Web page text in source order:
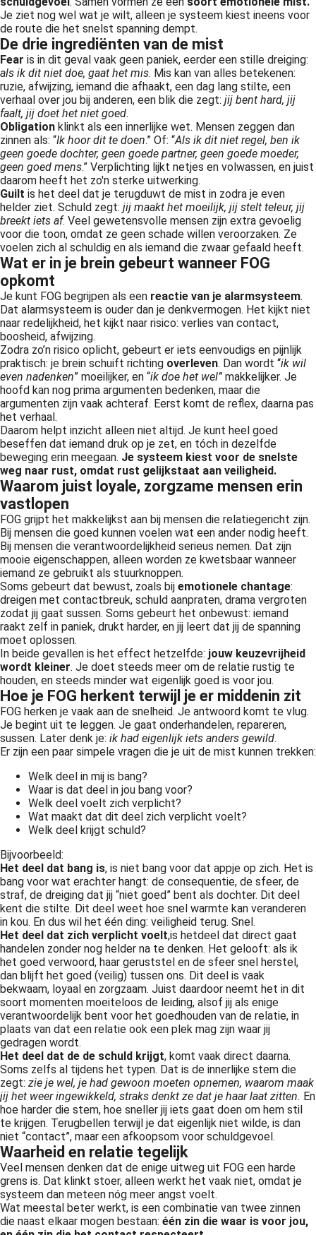
Je ziet nog wel wat je wilt, alleen je systeem kiest ineens voor
de route die het snelst spanning dempt.
De drie ingrediënten van de mist
Fear is in dit geval vaak geen paniek, eerder een stille dreiging:
als ik dit niet doe, gaat het mis. Mis kan van alles betekenen:
ruzie, afwijzing, iemand die afhaakt, een dag lang stilte, een
verhaal over jou bij anderen, een blik die zegt: jij bent hard, jij
faalt, jij doet het niet goed.
Obligation klinkt als een innerlijke wet. Mensen zeggen dan
zinnen als: “Ik hoor dit te doen.” Of: “Als ik dit niet regel, ben ik
geen goede dochter, geen goede partner, geen goede moeder,
geen goed mens.” Verplichting lijkt netjes en volwassen, en juist
daarom heeft het zo'n sterke uitwerking.
Guilt is het deel dat je terugduwt de mist in zodra je even
helder ziet. Schuld zegt: jij maakt het moeilijk, jij stelt teleur, jij
breekt iets af. Veel gewetensvolle mensen zijn extra gevoelig
voor die toon, omdat ze geen schade willen veroorzaken. Ze
voelen zich al schuldig en als iemand die zwaar gefaald heeft.
Wat er in je brein gebeurt wanneer FOG
opkomt
Je kunt FOG begrijpen als een reactie van je alarmsysteem.
Dat alarmsysteem is ouder dan je denkvermogen. Het kijkt niet
naar redelijkheid, het kijkt naar risico: verlies van contact,
boosheid, afwijzing.
Zodra zo’n risico oplicht, gebeurt er iets eenvoudigs en pijnlijk
praktisch: je brein schuift richting overleven. Dan wordt “ik wil
even nadenken” moeilijker, en “ik doe het wel” makkelijker. Je
hoofd kan nog prima argumenten bedenken, maar die
argumenten zijn vaak achteraf. Eerst komt de reflex, daarna pas
het verhaal.
Daarom helpt inzicht alleen niet altijd. Je kunt heel goed
beseffen dat iemand druk op je zet, en tóch in dezelfde
beweging erin meegaan. Je systeem kiest voor de snelste
weg naar rust, omdat rust gelijkstaat aan veiligheid.
Waarom juist loyale, zorgzame mensen erin
vastlopen
FOG grijpt het makkelijkst aan bij mensen die relatiegericht zijn.
Bij mensen die goed kunnen voelen wat een ander nodig heeft.
Bij mensen die verantwoordelijkheid serieus nemen. Dat zijn
mooie eigenschappen, alleen worden ze kwetsbaar wanneer
iemand ze gebruikt als stuurknoppen.
Soms gebeurt dat bewust, zoals bij emotionele chantage:
dreigen met contactbreuk, schuld aanpraten, drama vergroten
zodat jij gaat sussen. Soms gebeurt het onbewust: iemand
raakt zelf in paniek, drukt harder, en jij leert dat jij de spanning
moet oplossen.
In beide gevallen is het effect hetzelfde: jouw keuzevrijheid
wordt kleiner. Je doet steeds meer om de relatie rustig te
houden, en steeds minder wat eigenlijk goed is voor jou.
Hoe je FOG herkent terwijl je er middenin zit
FOG herken je vaak aan de snelheid. Je antwoord komt te vlug.
Je begint uit te leggen. Je gaat onderhandelen, repareren,
sussen. Later denk je: ik had eigenlijk iets anders gewild.
Er zijn een paar simpele vragen die je uit de mist kunnen trekken:
Welk deel in mij is bang?
Waar is dat deel in jou bang voor?
Welk deel voelt zich verplicht?
Wat maakt dat dit deel zich verplicht voelt?
Welk deel krijgt schuld?
Bijvoorbeeld:
Het deel dat bang is, is niet bang voor dat appje op zich. Het is
bang voor wat erachter hangt: de consequentie, de sfeer, de
straf, de dreiging dat jij “niet goed” bent als dochter. Dit deel
kent die stilte. Dit deel weet hoe snel warmte kan veranderen
in kou. En dus wil het één ding: veiligheid terug. Snel.
Het deel dat zich verplicht voelt,is hetdeel dat direct gaat
handelen zonder nog helder na te denken. Het gelooft: als ik
het goed verwoord, haar geruststel en de sfeer snel herstel,
dan blijft het goed (veilig) tussen ons. Dit deel is vaak
bekwaam, loyaal en zorgzaam. Juist daardoor neemt het in dit
soort momenten moeiteloos de leiding, alsof jij als enige
verantwoordelijk bent voor het goedhouden van de relatie, in
plaats van dat een relatie ook een plek mag zijn waar jij
gedragen wordt.
Het deel dat de de schuld krijgt, komt vaak direct daarna.
Soms zelfs al tijdens het typen. Dat is de innerlijke stem die
zegt: zie je wel, je had gewoon moeten opnemen, waarom maak
jij het weer ingewikkeld, straks denkt ze dat je haar laat zitten. En
hoe harder die stem, hoe sneller jij iets gaat doen om hem stil
te krijgen. Terugbellen terwijl je dat eigenlijk niet wilde, is dan
niet “contact”, maar een afkoopsom voor schuldgevoel.
Waarheid en relatie tegelijk
Veel mensen denken dat de enige uitweg uit FOG een harde
grens is. Dat klinkt stoer, alleen werkt het vaak niet, omdat je
systeem dan meteen nóg meer angst voelt.
Wat meestal beter werkt, is een combinatie van twee zinnen
die naast elkaar mogen bestaan: één zin die waar is voor jou,